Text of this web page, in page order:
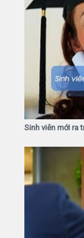
Sinh viên mới ra